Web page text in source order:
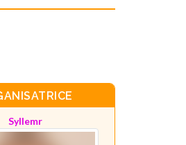
Syllemr